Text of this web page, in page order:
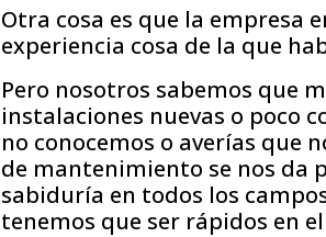
Otra cosa es que la empresa
experiencia cosa de la que
Pero nosotros sabemos que
instalaciones nuevas o poco
no conocemos o averías que
de mantenimiento se nos da
sabiduría en todos los
tenemos que ser rápidos en